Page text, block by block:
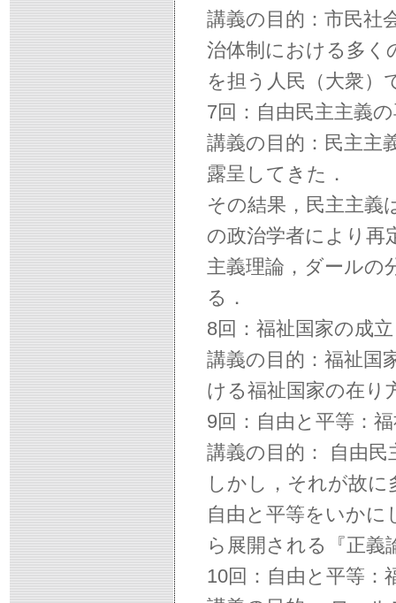
講義の目的：市民社
治体制における多く
を担う人民（大衆）
7回：自由民主主義
講義の目的：民主主
露呈してきた．
その結果，民主主義
の政治学者により再
主義理論，ダールの
る．
8回：福祉国家の成
講義の目的：福祉国
ける福祉国家の在り
9回：自由と平等：
講義の目的： 自由
しかし，それが故
自由と平等をいか
ら展開される『正義
10回：自由と平等：